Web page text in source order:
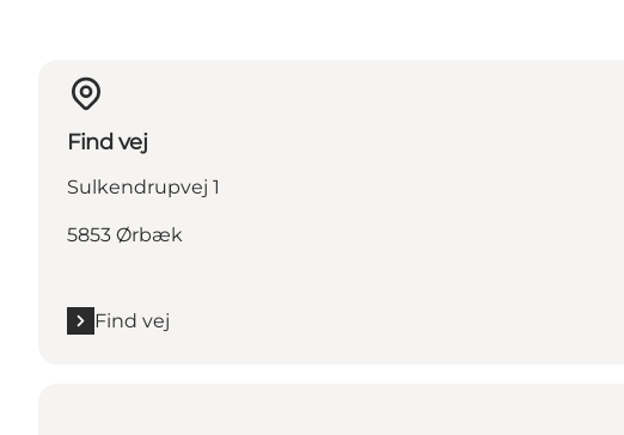
Find vej
Sulkendrupvej 1
5853 Ørbæk
Find vej